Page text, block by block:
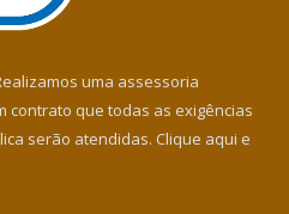
uma assessoria
contrato que todas as exigências
serão atendidas. Clique aqui e